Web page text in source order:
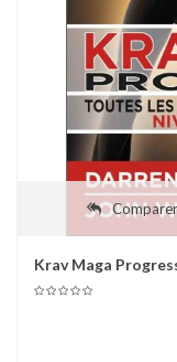
Comparer
Krav Maga